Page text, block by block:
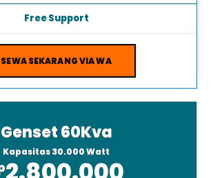
Free Teknisi
Free Support
SEWA SEKARANG VIA WA
Genset 60Kva
Kapasitas 30.000 Watt